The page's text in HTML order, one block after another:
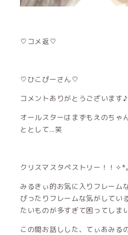
♡コメ返♡
♡ひこぴーさん♡
コメントありがとうございます♪
オールスターはまずもえのちゃ
ととして...笑
クリスマスタペストリー！！✧*｡
みるきぃ的お気に入りフレーム
ぴったりフレームな気がしてい
たいものが多すぎて困ってしま
この間お話しした、てぃあみる